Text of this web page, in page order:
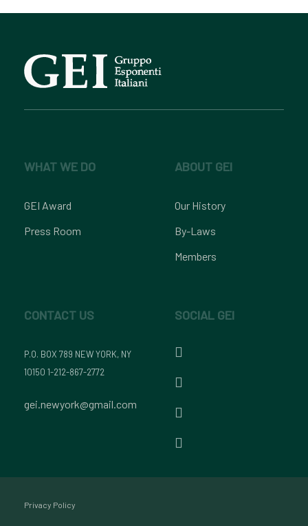
WHAT WE DO
GEI Award
Press Room
ABOUT GEI
Our History
By-Laws
Members
CONTACT US
P.O. BOX 789 NEW YORK, NY
10150 1-212-867-2772
gei.newyork@gmail.com
SOCIAL GEI
Privacy Policy